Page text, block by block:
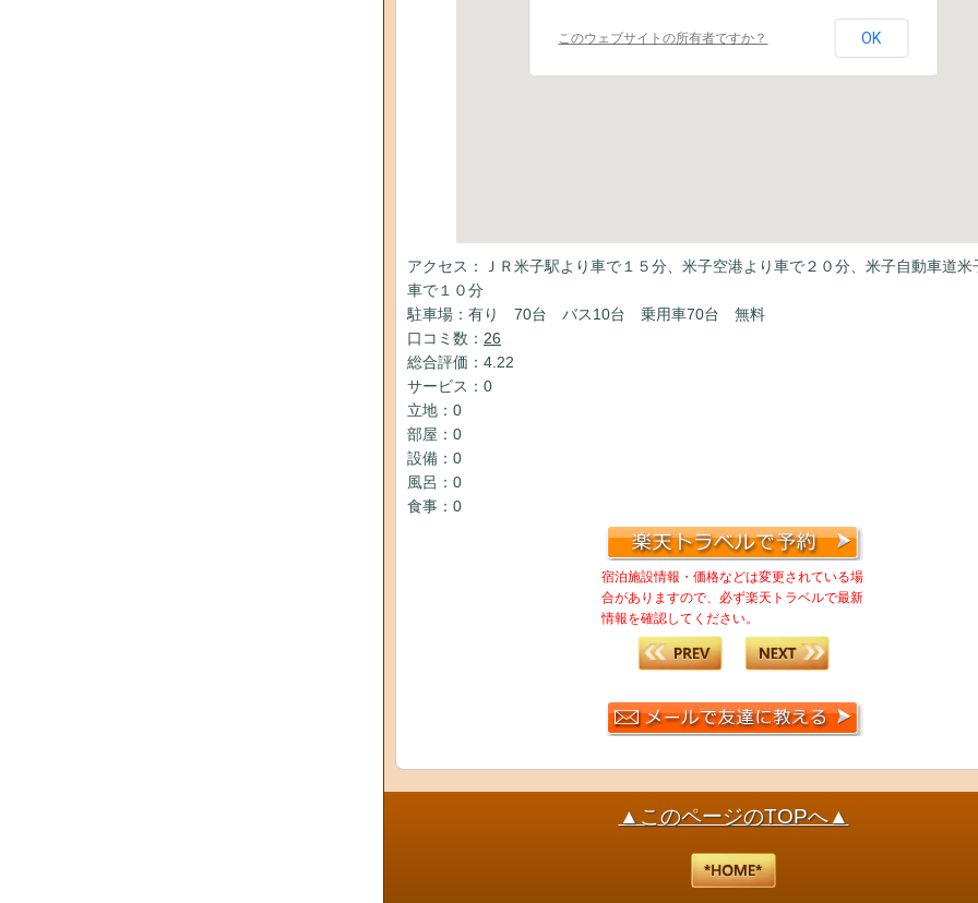
このウェブサイトの所有者ですか？ OK
アクセス：ＪＲ米子駅より車で１５分、米子空港より車で２０分、米子自動車道米
車で１０分
駐車場：有り 70台 バス10台 乗用車70台 無料
口コミ数： 26
総合評価：4.22
サービス：0
立地：0
部屋：0
設備：0
風呂：0
食事：0
宿泊施設情報・価格などは変更されている場
合がありますので、必ず楽天トラベルで最新
情報を確認してください。
▲このページのTOPへ▲